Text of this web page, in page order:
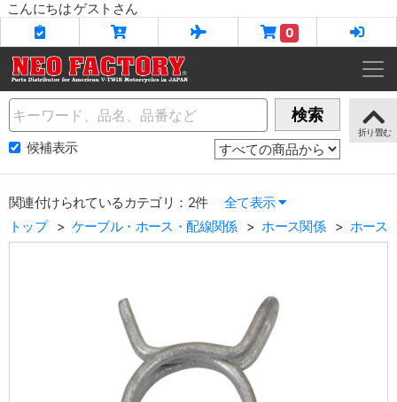
こんにちは ゲストさん
0
Name 検索
候補表示
関連付けられているカテゴリ：2件
全て表示
トップ
ケーブル・ホース・配線関係 ホース関係 ホース